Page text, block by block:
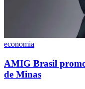
economia
AMIG Brasil
de Minas